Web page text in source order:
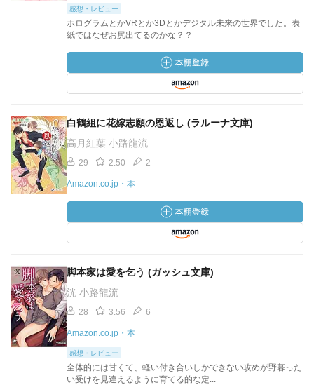
感想・レビュー
ホログラムとかVRとか3Dとかデジタル未来の世界でした。表
紙ではなぜお尻出てるのかな？？
白鶴組に花嫁志願の恩返し (ラルーナ文庫)
高月紅葉 小路龍流
29 2.50 2
Amazon.co.jp・本
脚本家は愛を乞う (ガッシュ文庫)
洸 小路龍流
28 3.56 6
Amazon.co.jp・本
感想・レビュー
全体的には甘くて、軽い付き合いしかできない攻めが野暮った
い受けを見違えるように育てる的な定...